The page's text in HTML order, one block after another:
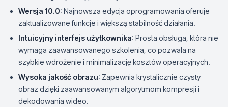
Wersja 10.0: Najnowsza edycja oprogramowania oferuje
zaktualizowane funkcje i większą stabilność działania.
Intuicyjny interfejs użytkownika: Prosta obsługa, która nie
wymaga zaawansowanego szkolenia, co pozwala na
szybkie wdrożenie i minimalizację kosztów operacyjnych.
Wysoka jakość obrazu: Zapewnia krystalicznie czysty
obraz dzięki zaawansowanym algorytmom kompresji i
dekodowania wideo.